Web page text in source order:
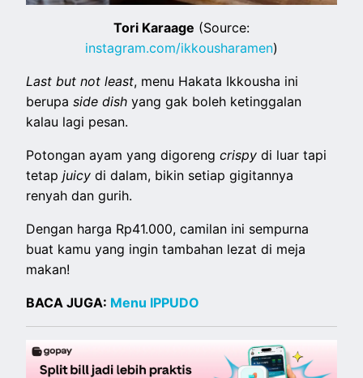
Tori Karaage (Source:
instagram.com/ikkousharamen)
Last but not least, menu Hakata Ikkousha ini
berupaside dish yang gak boleh ketinggalan
kalau lagi pesan.
Potongan ayam yang digorengcrispydi luar tapi
tetapjuicydi dalam, bikin setiap gigitannya
renyah dan gurih.
Dengan harga Rp41.000, camilan ini sempurna
buat kamu yang ingin tambahan lezat di meja
makan!
BACA JUGA: Menu IPPUDO